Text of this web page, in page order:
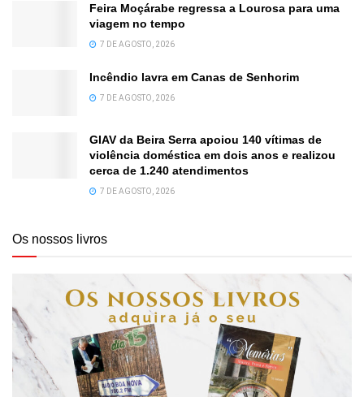
Feira Moçárabe regressa a Lourosa para uma
viagem no tempo
7 DE AGOSTO, 2026
Incêndio lavra em Canas de Senhorim
7 DE AGOSTO, 2026
GIAV da Beira Serra apoiou 140 vítimas de
violência doméstica em dois anos e realizou
cerca de 1.240 atendimentos
7 DE AGOSTO, 2026
Os nossos livros